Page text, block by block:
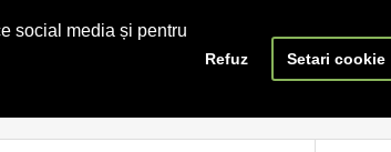
social media și pentru
Refuz Setari cookie
Favorite